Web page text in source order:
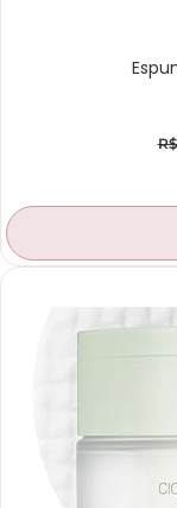
R$